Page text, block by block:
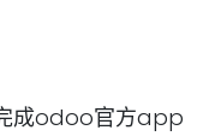
成odoo官方app